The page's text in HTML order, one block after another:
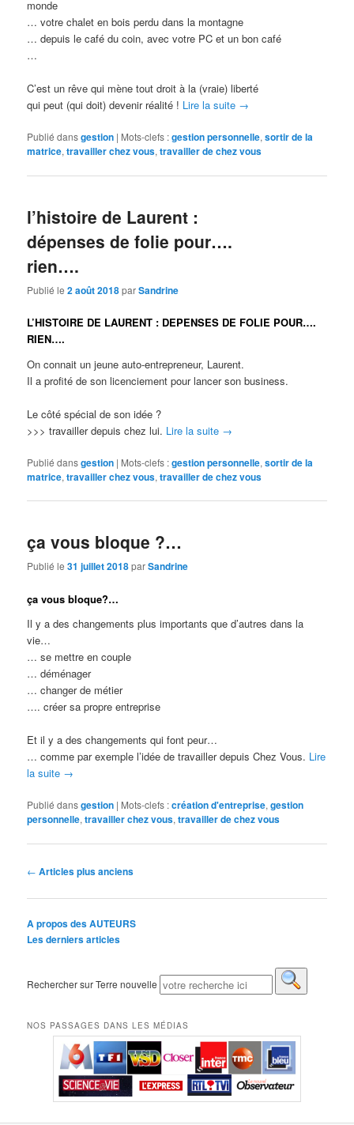
monde
… votre chalet en bois perdu dans la montagne
… depuis le café du coin, avec votre PC et un bon café
…
C’est un rêve qui mène tout droit à la (vraie) liberté
qui peut (qui doit) devenir réalité ! Lire la suite →
Publié dansgestion | Mots-clefs :gestion personnelle,sortir de la
matrice,travailler chez vous,travailler de chez vous
l’histoire de Laurent :
dépenses de folie pour….
rien….
Publié le2 août 2018parSandrine
L’HISTOIRE DE LAURENT : DEPENSES DE FOLIE POUR….
RIEN….
On connait un jeune auto-entrepreneur, Laurent.
Il a profité de son licenciement pour lancer son business.
Le côté spécial de son idée ?
>>> travailler depuis chez lui. Lire la suite →
Publié dansgestion | Mots-clefs :gestion personnelle,sortir de la
matrice,travailler chez vous,travailler de chez vous
ça vous bloque ?…
Publié le31 juillet 2018parSandrine
ça vous bloque?…
Il y a des changements plus importants que d’autres dans la
vie…
… se mettre en couple
… déménager
… changer de métier
…. créer sa propre entreprise
Et il y a des changements qui font peur…
… comme par exemple l’idée de travailler depuis Chez Vous. Lire
la suite →
Publié dansgestion | Mots-clefs :création d'entreprise,gestion
personnelle,travailler chez vous,travailler de chez vous
Navigation des articles
← Articles plus anciens
A propos des AUTEURS
Les derniers articles
Rechercher sur Terre nouvelle
NOS PASSAGES DANS LES MÉDIAS